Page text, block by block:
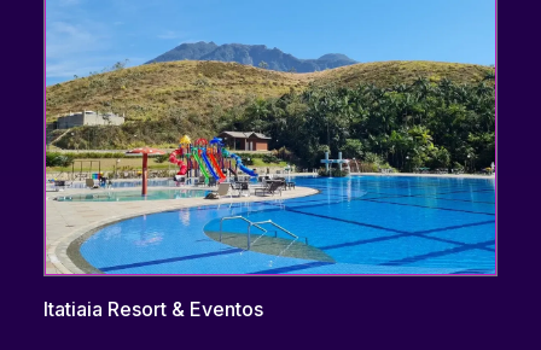
Itatiaia Resort & Eventos